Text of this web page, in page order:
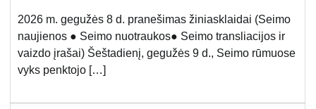
2026 m. gegužės 8 d. pranešimas žiniasklaidai (Seimo
naujienos ● Seimo nuotraukos● Seimo transliacijos ir
vaizdo įrašai) Šeštadienį, gegužės 9 d., Seimo rūmuose
vyks penktojo […]